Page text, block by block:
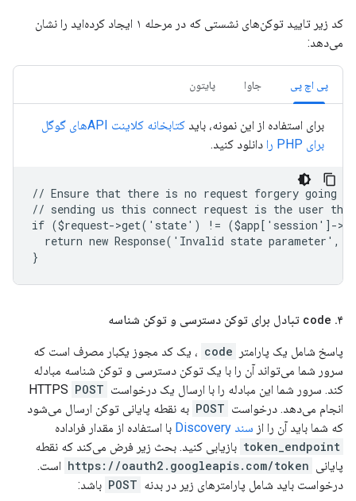
کد زیر تایید توکن‌های نشستی که در مرحله ۱ ایجاد کرده‌اید را نشان
می‌دهد:
پی اچ پی جاوا پایتون
برای استفاده از این نمونه، باید
کتابخانه کلاینت APIهای گوگل
برای PHP را
دانلود کنید.
// Ensure that there is no request forgery going
// sending us this connect request is the user that
if ($request->get('state') != ($app['session']-
return new Response('Invalid state parameter',
}
۴.
code تبادل برای توکن دسترسی و توکن شناسه
پاسخ شامل یک پارامتر code ، یک کد مجوز یکبار مصرف است که
سرور شما می‌تواند آن را با یک توکن دسترسی و توکن شناسه مبادله
کند. سرور شما این مبادله را با ارسال یک درخواست HTTPS POST
انجام می‌دهد. درخواست POST به نقطه پایانی توکن ارسال می‌شود
که شما باید آن را از سند Discovery
با استفاده از مقدار فراداده
token_endpoint بازیابی کنید. بحث زیر فرض می‌کند که نقطه
پایانی https://oauth2.googleapis.com/token است.
درخواست باید شامل پارامترهای زیر در بدنه POST باشد: